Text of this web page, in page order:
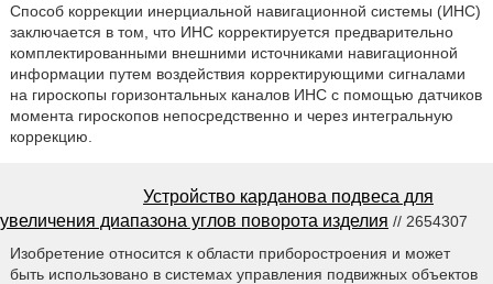
Способ коррекции инерциальной навигационной системы (ИНС)
заключается в том, что ИНС корректируется предварительно
комплектированными внешними источниками навигационной
информации путем воздействия корректирующими сигналами
на гироскопы горизонтальных каналов ИНС с помощью датчиков
момента гироскопов непосредственно и через интегральную
коррекцию.
Устройство карданова подвеса для
увеличения диапазона углов поворота изделия // 2654307
Изобретение относится к области приборостроения и может
быть использовано в системах управления подвижных объектов